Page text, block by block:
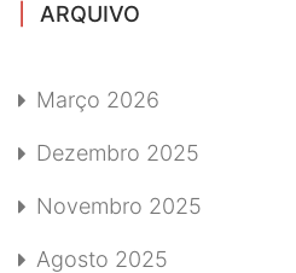
ARQUIVO
Março 2026
Dezembro 2025
Novembro 2025
Agosto 2025